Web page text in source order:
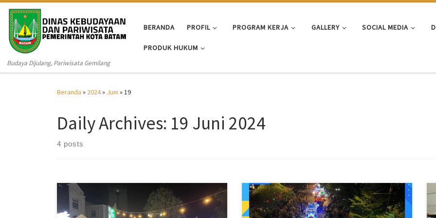
Skip to content
Budaya Dijulang, Pariwisata Gemilang
BERANDA PROFIL PROGRAM KERJA GALLERY SOCIAL MEDIA
PRODUK HUKUM
Beranda » 2024» Juni »19
Daily Archives: 19 Juni 2024
4 posts
SUDUTBATAM.COM – Ribuan warga Batam meramaikan
malam takbiran bersama Wali Kota Batam Batam,
Muhammad Rudi, di Dataran Engku Putri, Minggu 16
MabesNews.com, 𝐁𝐚𝐭𝐚𝐦 – Pawai takbir malam
Iduladha 1445 Hijriah tingkat Kota Batam berlangsung
meriah, Minggu (16/6/2024) malam. Ribuan warga